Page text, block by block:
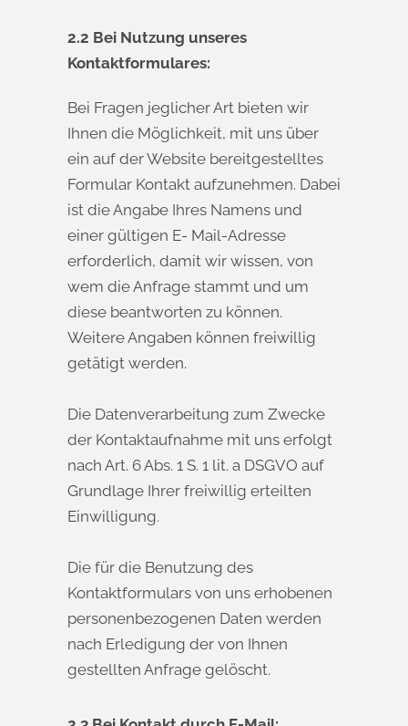
2.2 Bei Nutzung unseres
Kontaktformulares:
Bei Fragen jeglicher Art bieten wir
Ihnen die Möglichkeit, mit uns über
ein auf der Website bereitgestelltes
Formular Kontakt aufzunehmen. Dabei
ist die Angabe Ihres Namens und
einer gültigen E- Mail-Adresse
erforderlich, damit wir wissen, von
wem die Anfrage stammt und um
diese beantworten zu können.
Weitere Angaben können freiwillig
getätigt werden.
Die Datenverarbeitung zum Zwecke
der Kontaktaufnahme mit uns erfolgt
nach Art. 6 Abs. 1 S. 1 lit. a DSGVO auf
Grundlage Ihrer freiwillig erteilten
Einwilligung.
Die für die Benutzung des
Kontaktformulars von uns erhobenen
personenbezogenen Daten werden
nach Erledigung der von Ihnen
gestellten Anfrage gelöscht.